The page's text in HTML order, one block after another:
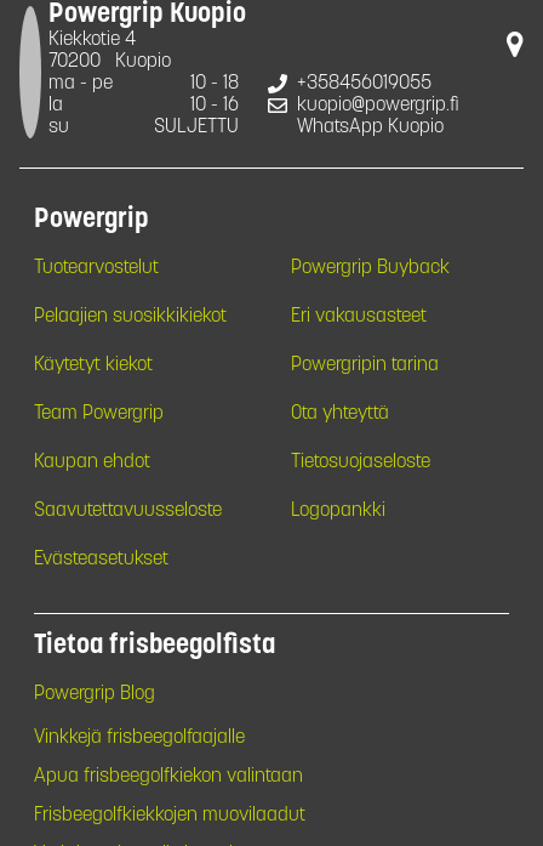
Powergrip Kuopio
Kiekkotie 4
70200
Kuopio
ma - pe
10 - 18
la
10 - 16
su
SULJETTU
+358456019055
kuopio@powergrip.fi
WhatsApp Kuopio
Powergrip
Tuotearvostelut Powergrip Buyback
Pelaajien suosikkikiekot Eri vakausasteet
Käytetyt kiekot Powergripin tarina
Team Powergrip Ota yhteyttä
Kaupan ehdot Tietosuojaseloste
Saavutettavuusseloste Logopankki
Evästeasetukset
Tietoa frisbeegolfista
Powergrip Blog
Vinkkejä frisbeegolfaajalle
Apua frisbeegolfkiekon valintaan
Frisbeegolfkiekkojen muovilaadut